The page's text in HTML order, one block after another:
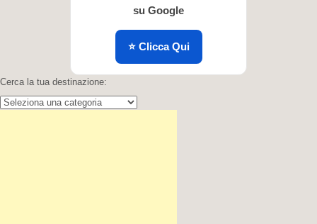
su Google
⭐ Clicca Qui
Cerca la tua destinazione:
Cerca